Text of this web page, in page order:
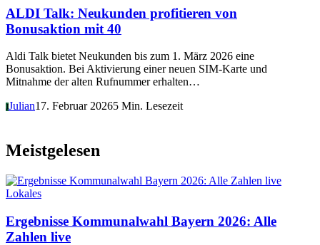
ALDI Talk: Neukunden profitieren von
Bonusaktion mit 40
Aldi Talk bietet Neukunden bis zum 1. März 2026 eine
Bonusaktion. Bei Aktivierung einer neuen SIM-Karte und
Mitnahme der alten Rufnummer erhalten…
JJulian17. Februar 20265 Min. Lesezeit
Meistgelesen
Lokales
Ergebnisse Kommunalwahl Bayern 2026: Alle
Zahlen live